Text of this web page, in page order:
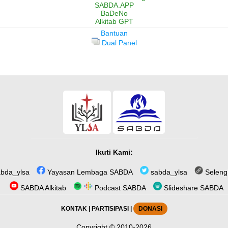
SABDA.APP
BaDeNo
Alkitab GPT
Bantuan
Dual Panel
Ikuti Kami:
Yayasan Lembaga SABDA sabda_ylsa
SABDA Alkitab
Podcast SABDA Slideshare SABDA
KONTAK | PARTISIPASI| DONASI